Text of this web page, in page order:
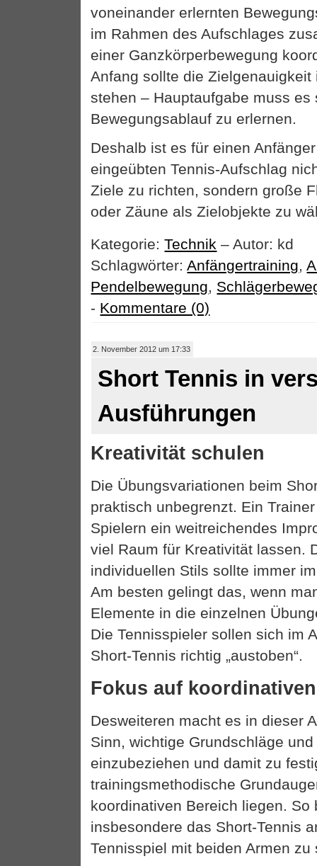
voneinander erlernten
im Rahmen des Aufschlages
einer Ganzkörperbewegung
Anfang sollte die Zielgenauigkeit
stehen – Hauptaufgabe muss
Bewegungsablauf zu erlernen.
Deshalb ist es für einen
eingeübten Tennis-Aufschlag
Ziele zu richten, sondern große
oder Zäune als Zielobjekte zu
Kategorie:Technik – Autor: kd
Schlagwörter:Anfängertraining,
Pendelbewegung,
- Kommentare (0)
2. November 2012 um 17:33
Short Tennis in
Ausführungen
Kreativität schulen
Die Übungsvariationen beim
praktisch unbegrenzt. Ein
Spielern ein weitreichendes
viel Raum für Kreativität lassen.
individuellen Stils sollte immer
Am besten gelingt das, wenn
Elemente in die einzelnen
Die Tennisspieler sollen sich im
Short-Tennis richtig „austoben“.
Fokus auf
Desweiteren macht es in dieser
Sinn, wichtige Grundschläge
einzubeziehen und damit zu
trainingsmethodische
koordinativen Bereich liegen. So
insbesondere das Short-Tennis
Tennisspiel mit beiden Armen zu